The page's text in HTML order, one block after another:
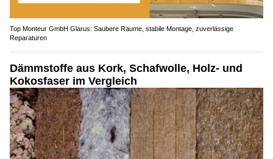
Top Monteur GmbH Glarus: Saubere Räume, stabile Montage, zuverlässige
Reparaturen
Dämmstoffe aus Kork, Schafwolle, Holz- und
Kokosfaser im Vergleich